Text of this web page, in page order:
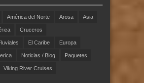
América del Norte Arosa Asia
Cruceros
El Caribe Europa
Noticias / Blog Paquetes
Viking River Cruises